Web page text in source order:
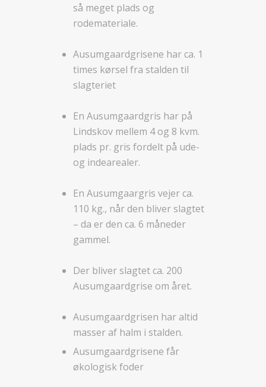
så meget plads og
rodemateriale.
Ausumgaardgrisene har ca. 1
times kørsel fra stalden til
slagteriet
En Ausumgaardgris har på
Lindskov mellem 4 og 8 kvm.
plads pr. gris fordelt på ude-
og indearealer.
En Ausumgaargris vejer ca.
110 kg., når den bliver slagtet
– da er den ca. 6 måneder
gammel.
Der bliver slagtet ca. 200
Ausumgaardgrise om året.
Ausumgaardgrisen har altid
masser af halm i stalden.
Ausumgaardgrisene får
økologisk foder